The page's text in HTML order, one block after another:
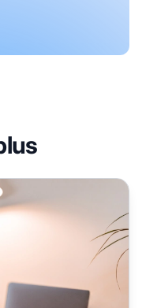
: définition et modèle